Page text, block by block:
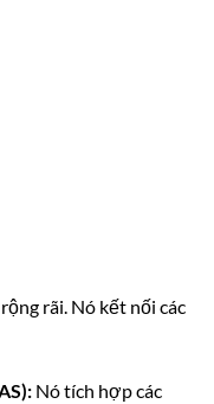
rãi. Nó kết nối các
Nó tích hợp các